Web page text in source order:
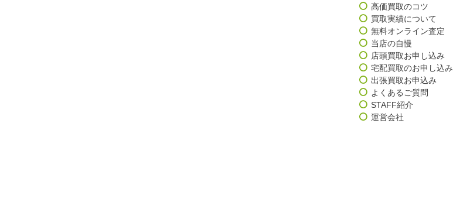
高価買取のコツ
買取実績について
無料オンライン査定
当店の自慢
店頭買取お申し込み
宅配買取のお申し込み
出張買取お申込み
よくあるご質問
STAFF紹介
運営会社